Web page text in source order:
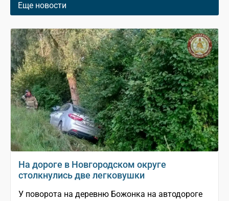
Еще новости
На дороге в Новгородском округе
столкнулись две легковушки
У поворота на деревню Божонка на автодороге